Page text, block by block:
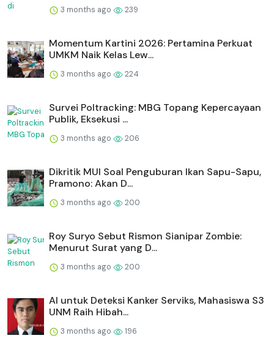
3 months ago 239
Momentum Kartini 2026: Pertamina Perkuat
UMKM Naik Kelas Lew...
3 months ago 224
Survei Poltracking: MBG Topang Kepercayaan
Publik, Eksekusi ...
3 months ago 206
Dikritik MUI Soal Penguburan Ikan Sapu-Sapu,
Pramono: Akan D...
3 months ago 200
Roy Suryo Sebut Rismon Sianipar Zombie:
Menurut Surat yang D...
3 months ago 200
AI untuk Deteksi Kanker Serviks, Mahasiswa S3
UNM Raih Hibah...
3 months ago 196